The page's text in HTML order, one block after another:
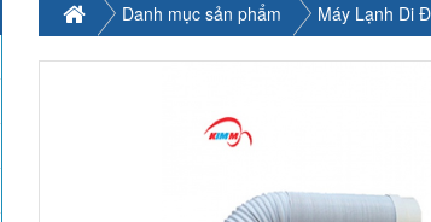
Danh mục sản phẩm Máy Lạnh Di